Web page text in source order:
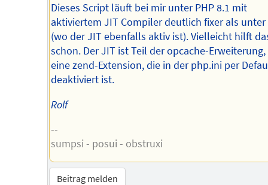
Dieses Script läuft bei mir unter PHP 8.1 mit
aktiviertem JIT Compiler deutlich fixer als unter
(wo der JIT ebenfalls aktiv ist). Vielleicht hilft
schon. Der JIT ist Teil der opcache-
eine zend-Extension, die in der php.ini per
deaktiviert ist.
Rolf
--
sumpsi - posui - obstruxi
Beitrag melden